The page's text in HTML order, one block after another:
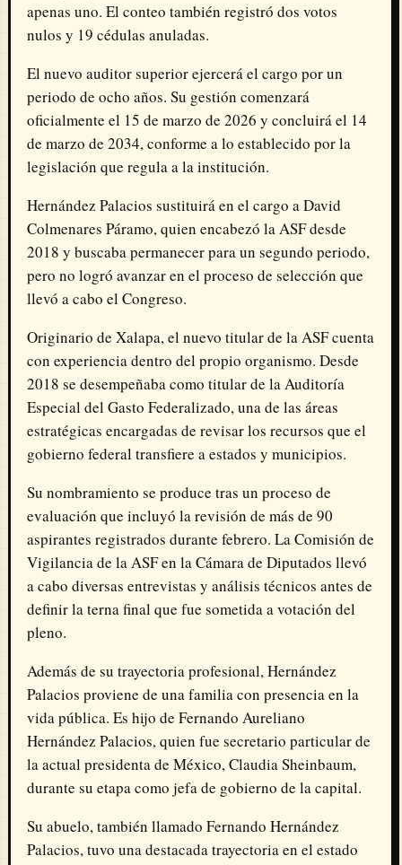
apenas uno. El conteo también registró dos votos
nulos y 19 cédulas anuladas.
El nuevo auditor superior ejercerá el cargo por un
periodo de ocho años. Su gestión comenzará
oficialmente el 15 de marzo de 2026 y concluirá el 14
de marzo de 2034, conforme a lo establecido por la
legislación que regula a la institución.
Hernández Palacios sustituirá en el cargo a David
Colmenares Páramo, quien encabezó la ASF desde
2018 y buscaba permanecer para un segundo periodo,
pero no logró avanzar en el proceso de selección que
llevó a cabo el Congreso.
Originario de Xalapa, el nuevo titular de la ASF cuenta
con experiencia dentro del propio organismo. Desde
2018 se desempeñaba como titular de la Auditoría
Especial del Gasto Federalizado, una de las áreas
estratégicas encargadas de revisar los recursos que el
gobierno federal transfiere a estados y municipios.
Su nombramiento se produce tras un proceso de
evaluación que incluyó la revisión de más de 90
aspirantes registrados durante febrero. La Comisión de
Vigilancia de la ASF en la Cámara de Diputados llevó
a cabo diversas entrevistas y análisis técnicos antes de
definir la terna final que fue sometida a votación del
pleno.
Además de su trayectoria profesional, Hernández
Palacios proviene de una familia con presencia en la
vida pública. Es hijo de Fernando Aureliano
Hernández Palacios, quien fue secretario particular de
la actual presidenta de México, Claudia Sheinbaum,
durante su etapa como jefa de gobierno de la capital.
Su abuelo, también llamado Fernando Hernández
Palacios, tuvo una destacada trayectoria en el estado